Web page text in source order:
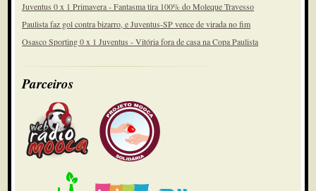
Juventus 0 x 1 Primavera - Fantasma tira 100% do Moleque Travesso
Paulista faz gol contra bizarro, e Juventus-SP vence de virada no fim
Osasco Sporting 0 x 1 Juventus - Vitória fora de casa na Copa Paulista
Parceiros